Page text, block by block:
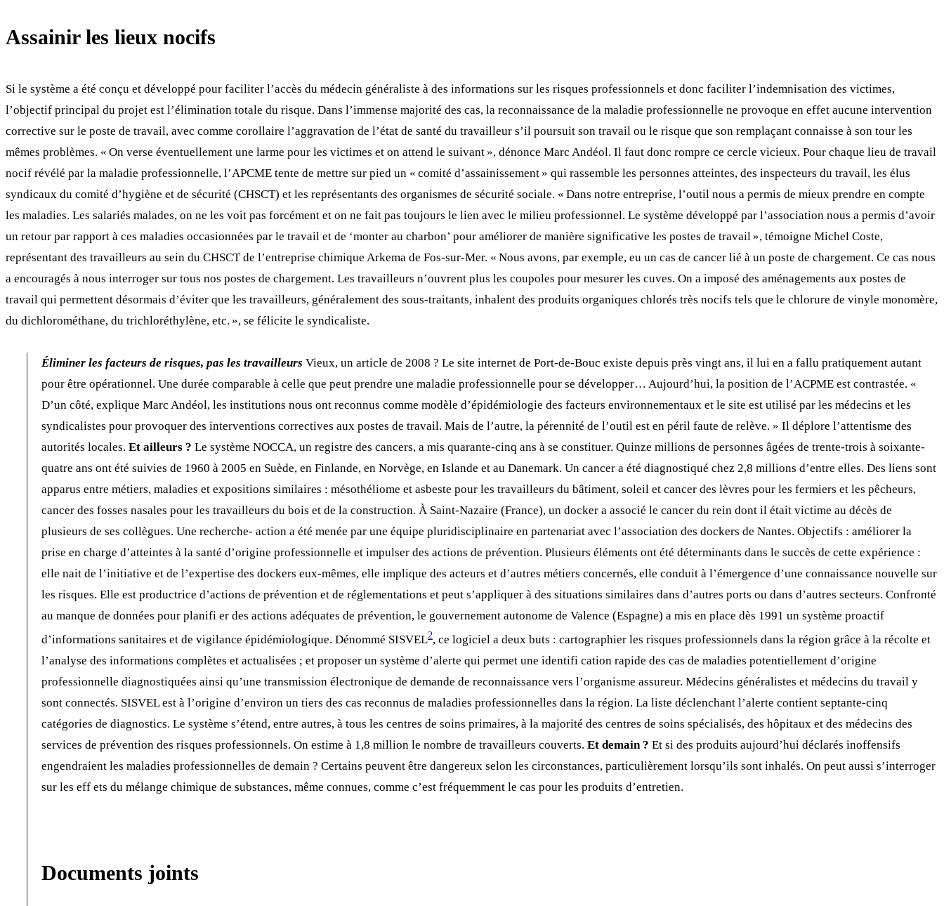
Assainir les lieux nocifs
Si le système a été conçu et développé pour faciliter l’accès du médecin généraliste à des informations sur les risques professionnels et donc faciliter l’indemnisation des victimes,
l’objectif principal du projet est l’élimination totale du risque. Dans l’immense majorité des cas, la reconnaissance de la maladie professionnelle ne provoque en effet aucune intervention
corrective sur le poste de travail, avec comme corollaire l’aggravation de l’état de santé du travailleur s’il poursuit son travail ou le risque que son remplaçant connaisse à son tour les
mêmes problèmes. « On verse éventuellement une larme pour les victimes et on attend le suivant », dénonce Marc Andéol. Il faut donc rompre ce cercle vicieux. Pour chaque lieu de travail
nocif révélé par la maladie professionnelle, l’APCME tente de mettre sur pied un « comité d’assainissement » qui rassemble les personnes atteintes, des inspecteurs du travail, les élus
syndicaux du comité d’hygiène et de sécurité (CHSCT) et les représentants des organismes de sécurité sociale. « Dans notre entreprise, l’outil nous a permis de mieux prendre en compte
les maladies. Les salariés malades, on ne les voit pas forcément et on ne fait pas toujours le lien avec le milieu professionnel. Le système développé par l’association nous a permis d’avoir
un retour par rapport à ces maladies occasionnées par le travail et de ‘monter au charbon’ pour améliorer de manière significative les postes de travail », témoigne Michel Coste,
représentant des travailleurs au sein du CHSCT de l’entreprise chimique Arkema de Fos-sur-Mer. « Nous avons, par exemple, eu un cas de cancer lié à un poste de chargement. Ce cas nous
a encouragés à nous interroger sur tous nos postes de chargement. Les travailleurs n’ouvrent plus les coupoles pour mesurer les cuves. On a imposé des aménagements aux postes de
travail qui permettent désormais d’éviter que les travailleurs, généralement des sous-traitants, inhalent des produits organiques chlorés très nocifs tels que le chlorure de vinyle monomère,
du dichlorométhane, du trichloréthylène, etc. », se félicite le syndicaliste.
Éliminer les facteurs de risques, pas les travailleurs Vieux, un article de 2008 ? Le site internet de Port-de-Bouc existe depuis près vingt ans, il lui en a fallu pratiquement autant
pour être opérationnel. Une durée comparable à celle que peut prendre une maladie professionnelle pour se développer… Aujourd’hui, la position de l’ACPME est contrastée. «
D’un côté, explique Marc Andéol, les institutions nous ont reconnus comme modèle d’épidémiologie des facteurs environnementaux et le site est utilisé par les médecins et les
syndicalistes pour provoquer des interventions correctives aux postes de travail. Mais de l’autre, la pérennité de l’outil est en péril faute de relève. » Il déplore l’attentisme des
autorités locales. Et ailleurs ? Le système NOCCA, un registre des cancers, a mis quarante-cinq ans à se constituer. Quinze millions de personnes âgées de trente-trois à soixante-
quatre ans ont été suivies de 1960 à 2005 en Suède, en Finlande, en Norvège, en Islande et au Danemark. Un cancer a été diagnostiqué chez 2,8 millions d’entre elles. Des liens sont
apparus entre métiers, maladies et expositions similaires : mésothéliome et asbeste pour les travailleurs du bâtiment, soleil et cancer des lèvres pour les fermiers et les pêcheurs,
cancer des fosses nasales pour les travailleurs du bois et de la construction. À Saint-Nazaire (France), un docker a associé le cancer du rein dont il était victime au décès de
plusieurs de ses collègues. Une recherche- action a été menée par une équipe pluridisciplinaire en partenariat avec l’association des dockers de Nantes. Objectifs : améliorer la
prise en charge d’atteintes à la santé d’origine professionnelle et impulser des actions de prévention. Plusieurs éléments ont été déterminants dans le succès de cette expérience :
elle nait de l’initiative et de l’expertise des dockers eux-mêmes, elle implique des acteurs et d’autres métiers concernés, elle conduit à l’émergence d’une connaissance nouvelle sur
les risques. Elle est productrice d’actions de prévention et de réglementations et peut s’appliquer à des situations similaires dans d’autres ports ou dans d’autres secteurs. Confronté
au manque de données pour planifi er des actions adéquates de prévention, le gouvernement autonome de Valence (Espagne) a mis en place dès 1991 un système proactif
d’informations sanitaires et de vigilance épidémiologique. Dénommé SISVEL2, ce logiciel a deux buts : cartographier les risques professionnels dans la région grâce à la récolte et
l’analyse des informations complètes et actualisées ; et proposer un système d’alerte qui permet une identifi cation rapide des cas de maladies potentiellement d’origine
professionnelle diagnostiquées ainsi qu’une transmission électronique de demande de reconnaissance vers l’organisme assureur. Médecins généralistes et médecins du travail y
sont connectés. SISVEL est à l’origine d’environ un tiers des cas reconnus de maladies professionnelles dans la région. La liste déclenchant l’alerte contient septante-cinq
catégories de diagnostics. Le système s’étend, entre autres, à tous les centres de soins primaires, à la majorité des centres de soins spécialisés, des hôpitaux et des médecins des
services de prévention des risques professionnels. On estime à 1,8 million le nombre de travailleurs couverts. Et demain ? Et si des produits aujourd’hui déclarés inoffensifs
engendraient les maladies professionnelles de demain ? Certains peuvent être dangereux selon les circonstances, particulièrement lorsqu’ils sont inhalés. On peut aussi s’interroger
sur les eff ets du mélange chimique de substances, même connues, comme c’est fréquemment le cas pour les produits d’entretien.
Documents joints